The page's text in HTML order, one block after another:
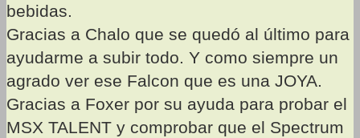
bebidas.
Gracias a Chalo que se quedó al último para
ayudarme a subir todo. Y como siempre un
agrado ver ese Falcon que es una JOYA.
Gracias a Foxer por su ayuda para probar el
MSX TALENT y comprobar que el Spectrum